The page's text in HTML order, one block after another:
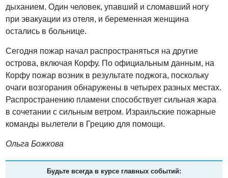
дыханием. Один человек, упавший и сломавший ногу
при эвакуации из отеля, и беременная женщина
остались в больнице.
Сегодня пожар начал распространяться на другие
острова, включая Корфу. По официальным данным, на
Корфу пожар возник в результате поджога, поскольку
очаги возгорания обнаружены в четырех разных местах.
Распространению пламени способствует сильная жара
в сочетании с сильным ветром. Израильские пожарные
команды вылетели в Грецию для помощи.
Ольга Божкова
Будьте всегда в курсе главных событий: